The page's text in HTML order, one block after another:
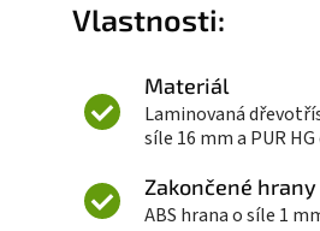
Vlastnosti:
Materiál
Laminovaná
síle 16 mm a PUR
Zakončené hrany
ABS hrana o síle 1